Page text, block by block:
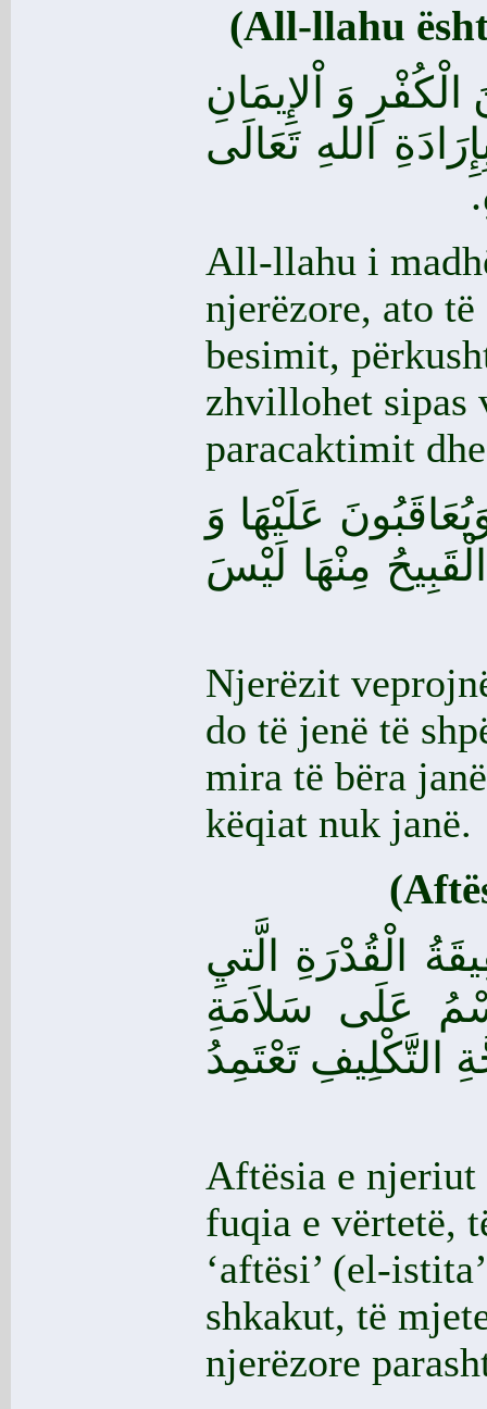
(All-llahu
الْكُفْرِ وَ اْلإِيمَانِ
اللهِ تَعَالَى
All-llahu i
njerëzore, ato
besimit,
zhvillohet sipas
paracaktimit
عَلَيْهَا وَ
مِنْهَا لَيْسَ
Njerëzit
do të jenë të
mira të bëra
këqiat nuk janë.
الْقُدْرَةِ الَّتيِ
عَلَى سَلاَمَةِ
التَّكْلِيفِ تَعْتَمِدُ
Aftësia e njeriut
fuqia e vërtetë,
‘aftësi’ (el-
shkakut, të
njerëzore